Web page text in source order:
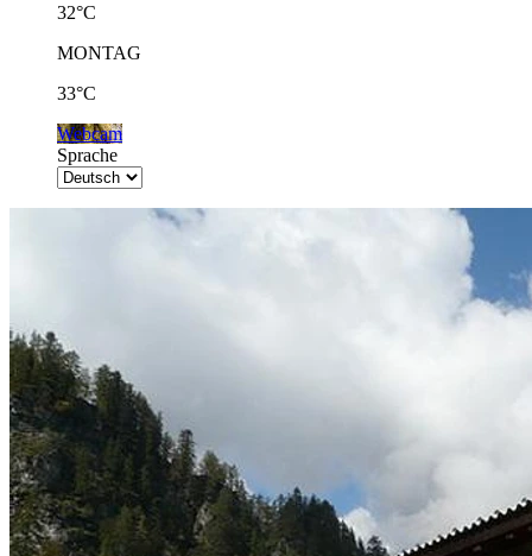
32°C
MONTAG
33°C
Webcam
Sprache